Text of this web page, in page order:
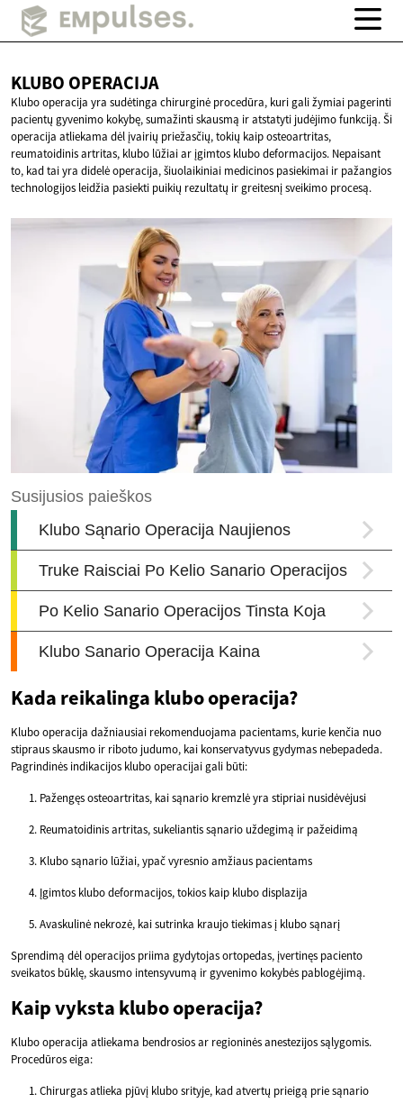
KLUBO OPERACIJA
Klubo operacija yra sudėtinga chirurginė procedūra, kuri gali žymiai pagerinti
pacientų gyvenimo kokybę, sumažinti skausmą ir atstatyti judėjimo funkciją. Ši
operacija atliekama dėl įvairių priežasčių, tokių kaip osteoartritas,
reumatoidinis artritas, klubo lūžiai ar įgimtos klubo deformacijos. Nepaisant
to, kad tai yra didelė operacija, šiuolaikiniai medicinos pasiekimai ir pažangios
technologijos leidžia pasiekti puikių rezultatų ir greitesnį sveikimo procesą.
Kada reikalinga klubo operacija?
Klubo operacija dažniausiai rekomenduojama pacientams, kurie kenčia nuo
stipraus skausmo ir riboto judumo, kai konservatyvus gydymas nebepadeda.
Pagrindinės indikacijos klubo operacijai gali būti:
Pažengęs osteoartritas, kai sąnario kremzlė yra stipriai nusidėvėjusi
Reumatoidinis artritas, sukeliantis sąnario uždegimą ir pažeidimą
Klubo sąnario lūžiai, ypač vyresnio amžiaus pacientams
Įgimtos klubo deformacijos, tokios kaip klubo displazija
Avaskulinė nekrozė, kai sutrinka kraujo tiekimas į klubo sąnarį
Sprendimą dėl operacijos priima gydytojas ortopedas, įvertinęs paciento
sveikatos būklę, skausmo intensyvumą ir gyvenimo kokybės pablogėjimą.
Kaip vyksta klubo operacija?
Klubo operacija atliekama bendrosios ar regioninės anestezijos sąlygomis.
Procedūros eiga:
Chirurgas atlieka pjūvį klubo srityje, kad atvertų prieigą prie sąnario